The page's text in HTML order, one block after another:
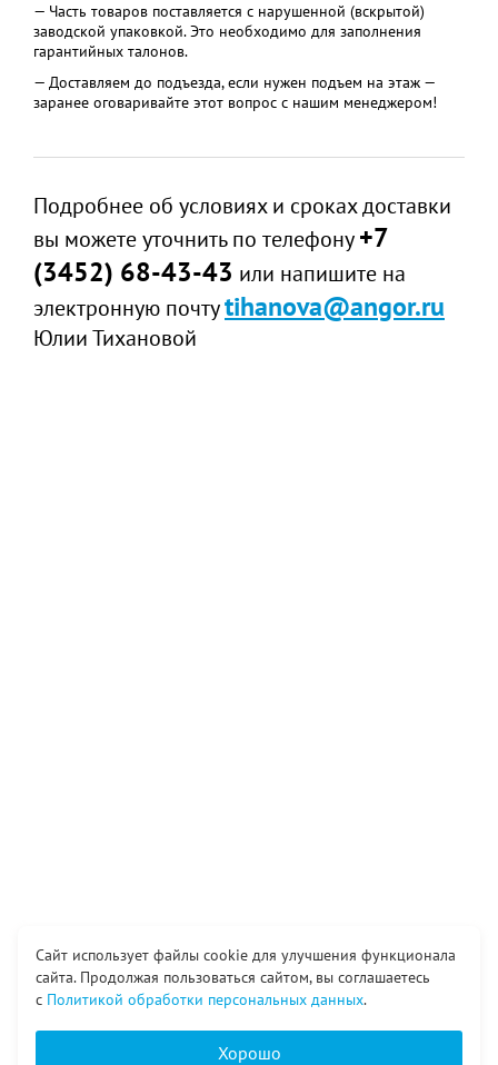
— Часть товаров поставляется с нарушенной (вскрытой)
заводской упаковкой. Это необходимо для заполнения
гарантийных талонов.
— Доставляем до подъезда, если нужен подъем на этаж —
заранее оговаривайте этот вопрос с нашим менеджером!
Подробнее об условиях и сроках доставки
вы можете уточнить по телефону+7
(3452) 68-43-43 или напишите на
электронную почтуtihanova@angor.ru
Юлии Тихановой
Сайт использует файлы cookie для улучшения функционала
сайта. Продолжая пользоваться сайтом, вы соглашаетесь
с Политикой обработки персональных данных.
Хорошо